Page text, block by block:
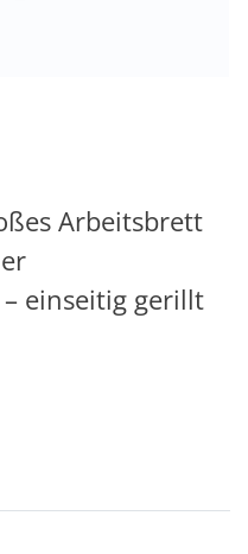
Arbeitsbrett
einseitig gerillt